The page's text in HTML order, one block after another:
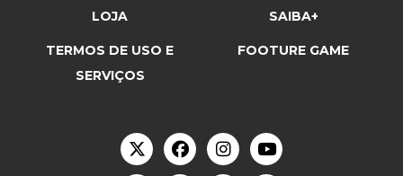
LOJA SAIBA+
TERMOS DE USO E
SERVIÇOS
FOOTURE GAME